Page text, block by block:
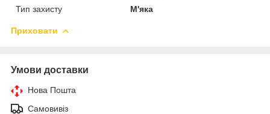
Тип захисту
М'яка
Приховати
Умови доставки
Нова Пошта
Самовивіз